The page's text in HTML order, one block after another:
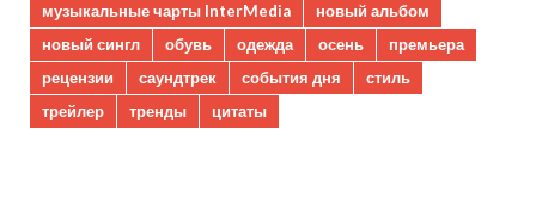
музыкальные чарты InterMedia
новый альбом
новый сингл
обувь одежда осень
премьера
рецензии
саундтрек события дня
стиль
трейлер
тренды цитаты